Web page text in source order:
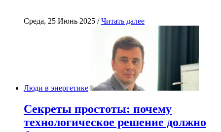
Среда, 25 Июнь 2025 /Читать далее
Люди в энергетике
Секреты простоты: почему
технологическое решение должно